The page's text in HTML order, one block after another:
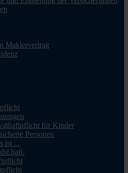
Maklervertrag
für Kinder
Personen
ist ...